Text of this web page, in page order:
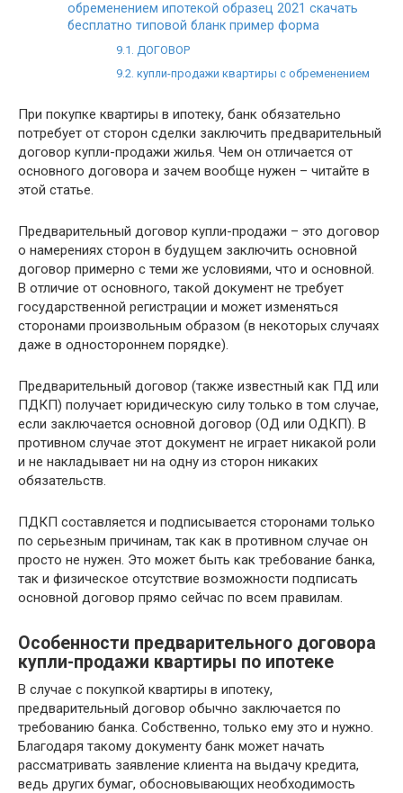
обременением ипотекой образец 2021 скачать
бесплатно типовой бланк пример форма
ДОГОВОР
купли-продажи квартиры с обременением
При покупке квартиры в ипотеку, банк обязательно
потребует от сторон сделки заключить предварительный
договор купли-продажи жилья. Чем он отличается от
основного договора и зачем вообще нужен – читайте в
этой статье.
Предварительный договор купли-продажи – это договор
о намерениях сторон в будущем заключить основной
договор примерно с теми же условиями, что и основной.
В отличие от основного, такой документ не требует
государственной регистрации и может изменяться
сторонами произвольным образом (в некоторых случаях
даже в одностороннем порядке).
Предварительный договор (также известный как ПД или
ПДКП) получает юридическую силу только в том случае,
если заключается основной договор (ОД или ОДКП). В
противном случае этот документ не играет никакой роли
и не накладывает ни на одну из сторон никаких
обязательств.
ПДКП составляется и подписывается сторонами только
по серьезным причинам, так как в противном случае он
просто не нужен. Это может быть как требование банка,
так и физическое отсутствие возможности подписать
основной договор прямо сейчас по всем правилам.
Особенности предварительного договора
купли-продажи квартиры по ипотеке
В случае с покупкой квартиры в ипотеку,
предварительный договор обычно заключается по
требованию банка. Собственно, только ему это и нужно.
Благодаря такому документу банк может начать
рассматривать заявление клиента на выдачу кредита,
ведь других бумаг, обосновывающих необходимость